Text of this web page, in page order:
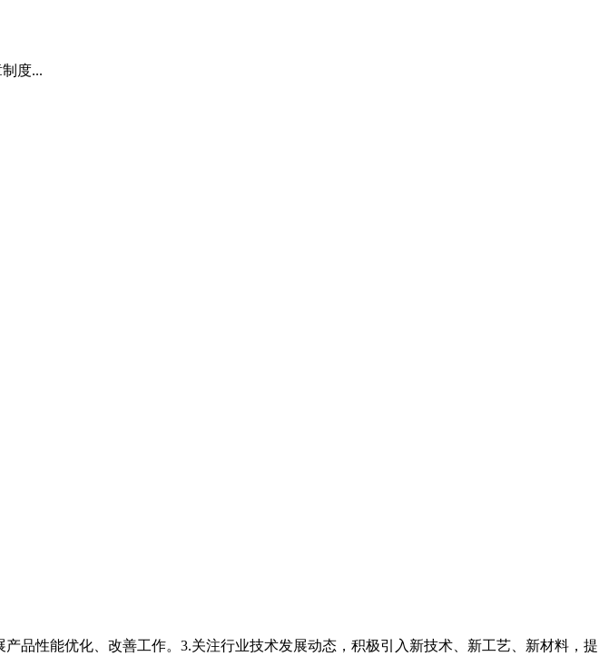
度...
品性能优化、改善工作。3.关注行业技术发展动态，积极引入新技术、新工艺、新材料，提